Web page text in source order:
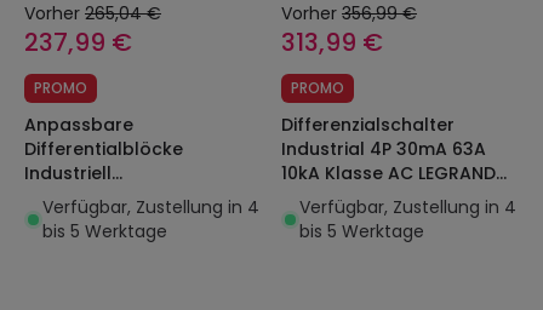
Vorher 265,04 €
237,99 €
PROMO
Anpassbare
Differentialblöcke
Industriell
Superimmunisiert 4P
300mA 125A 10kA Klasse
AC LEGRAND DX³ 410628
Verfügbar, Zustellung in 4
bis 5 Werktage
Vorher 356,99 €
313,99 €
PROMO
Differenzialschalter
Industrial 4P 30mA 63A
10kA Klasse AC LEGRAND
411662
Verfügbar, Zustellung in 4
bis 5 Werktage